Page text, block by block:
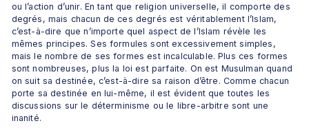
ou l’action d’unir. En tant que religion universelle, il comporte des
degrés, mais chacun de ces degrés est véritablement l’Islam,
c’est-à-dire que n’importe quel aspect de l’Islam révèle les
mêmes principes. Ses formules sont excessivement simples,
mais le nombre de ses formes est incalculable. Plus ces formes
sont nombreuses, plus la loi est parfaite. On est Musulman quand
on suit sa destinée, c’est-à-dire sa raison d’être. Comme chacun
porte sa destinée en lui-même, il est évident que toutes les
discussions sur le déterminisme ou le libre-arbitre sont une
inanité.